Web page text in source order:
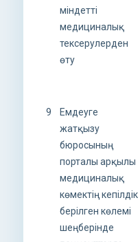
міндетті
медициналық
тексерулерден
өту
9
Емдеуге
жатқызу
бюросының
порталы арқылы
медициналық
көмектің кепілдік
берілген көлемі
шеңберінде